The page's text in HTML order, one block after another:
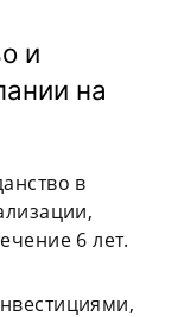
и
на
в
6 лет.